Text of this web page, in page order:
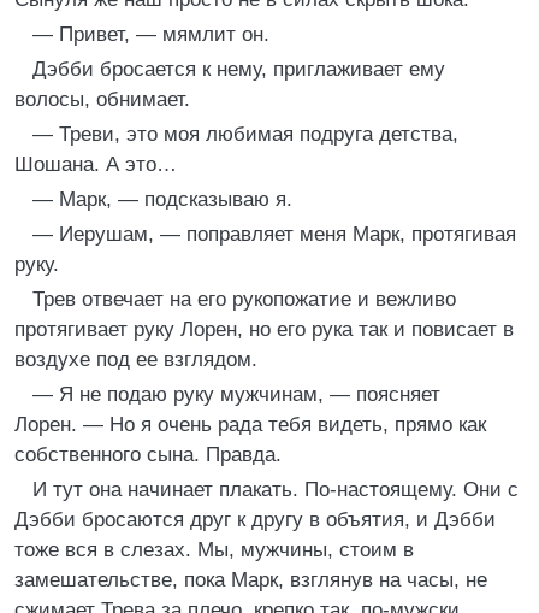
— Привет, — мямлит он.
Дэбби бросается к нему, приглаживает ему
волосы, обнимает.
— Треви, это моя любимая подруга детства,
Шошана. А это…
— Марк, — подсказываю я.
— Иерушам, — поправляет меня Марк, протягивая
руку.
Трев отвечает на его рукопожатие и вежливо
протягивает руку Лорен, но его рука так и повисает в
воздухе под ее взглядом.
— Я не подаю руку мужчинам, — поясняет
Лорен. — Но я очень рада тебя видеть, прямо как
собственного сына. Правда.
И тут она начинает плакать. По-настоящему. Они с
Дэбби бросаются друг к другу в объятия, и Дэбби
тоже вся в слезах. Мы, мужчины, стоим в
замешательстве, пока Марк, взглянув на часы, не